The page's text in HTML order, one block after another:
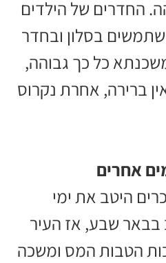
החדרים של הילדים
בסלון ובחדר
כל כך גבוהה,
ברירה, אחרת נקרוס
אחרים
היטב את ימי
בבאר שבע, אז העיר
הטבות המס ומשכה